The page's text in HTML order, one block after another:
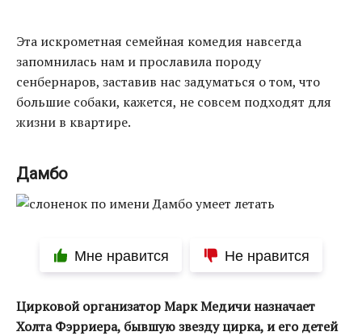
Эта искрометная семейная комедия навсегда
запомнилась нам и прославила породу
сенбернаров, заставив нас задуматься о том, что
большие собаки, кажется, не совсем подходят для
жизни в квартире.
Дамбо
Мне нравится Не нравится
Цирковой организатор Марк Медичи назначает
Холта Фэрриера, бывшую звезду цирка, и его детей